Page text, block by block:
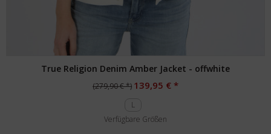
True Religion Denim Amber Jacket - offwhite
(279,90 € *) 139,95 € *
L
Verfügbare Größen